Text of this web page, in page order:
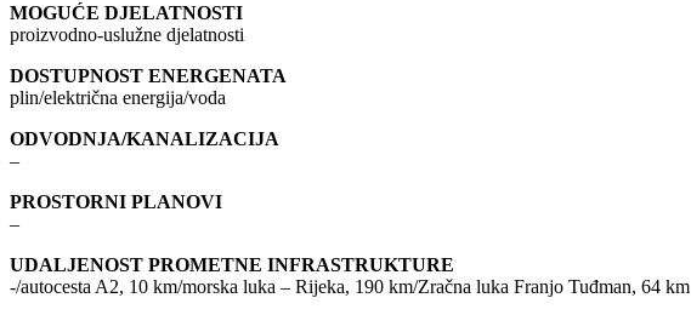
MOGUĆE DJELATNOSTI
proizvodno-uslužne djelatnosti
DOSTUPNOST ENERGENATA
plin/električna energija/voda
ODVODNJA/KANALIZACIJA
–
PROSTORNI PLANOVI
–
UDALJENOST PROMETNE INFRASTRUKTURE
-/autocesta A2, 10 km/morska luka – Rijeka, 190 km/Zračna luka Franjo Tuđman, 64 km